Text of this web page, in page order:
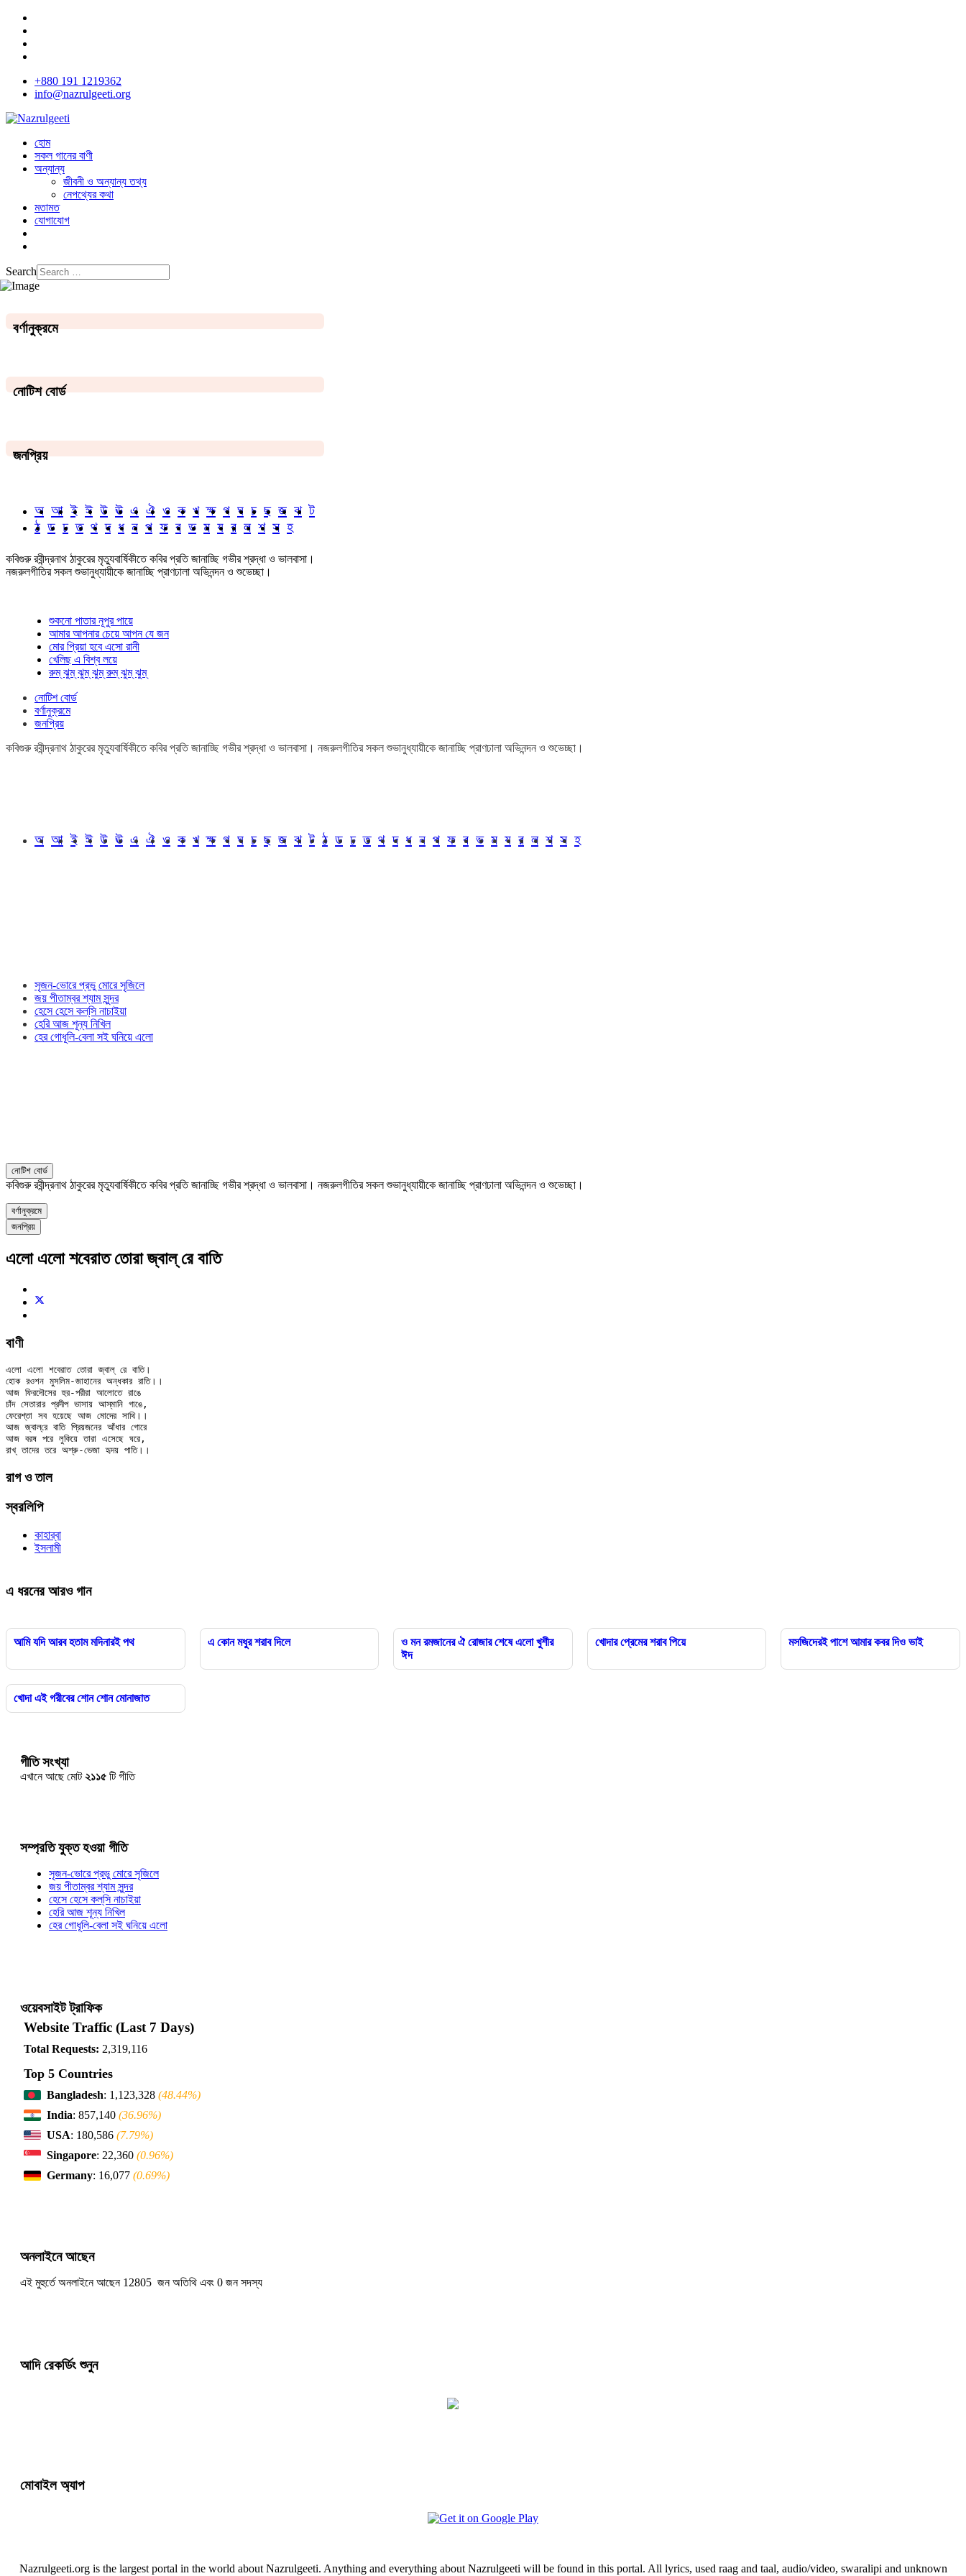
+880 191 1219362
info@nazrulgeeti.org
হোম
সকল গানের বাণী
অন্যান্য
জীবনী ও অন্যান্য তথ্য
নেপথ্যের কথা
মতামত
যোগাযোগ
Search
বর্ণানুক্রমে
নোটিশ বোর্ড
জনপ্রিয়
অ আ ই ঈ উ ঊ এ ঐ ও ক খ ক্ষ গ ঘ চ ছ জ ঝ ট
ঠ ড ঢ ত থ দ ধ ন প ফ ব ভ ম য র ল শ স হ
কবিগুরু রবীন্দ্রনাথ ঠাকুরের মৃত্যুবার্ষিকীতে কবির প্রতি জানাচ্ছি গভীর শ্রদ্ধা ও ভালবাসা।
নজরুলগীতির সকল শুভানুধ্যায়ীকে জানাচ্ছি প্রাণঢালা অভিনন্দন ও শুভেচ্ছা।
শুকনো পাতার নূপুর পায়ে
আমার আপনার চেয়ে আপন যে জন
মোর প্রিয়া হবে এসো রানী
খেলিছ এ বিশ্ব লয়ে
রুম্ ঝুম্ ঝুম্ ঝুম্ রুম্ ঝুম্ ঝুম্
নোটিশ বোর্ড
বর্ণানুক্রমে
জনপ্রিয়
কবিগুরু রবীন্দ্রনাথ ঠাকুরের মৃত্যুবার্ষিকীতে কবির প্রতি জানাচ্ছি গভীর শ্রদ্ধা ও ভালবাসা। নজরুলগীতির সকল শুভানুধ্যায়ীকে জানাচ্ছি প্রাণঢালা অভিনন্দন ও শুভেচ্ছা।
অ আ ই ঈ উ ঊ এ ঐ ও ক খ ক্ষ গ ঘ চ ছ জ ঝ ট ঠ ড ঢ ত থ দ ধ ন প ফ ব ভ ম য র ল শ স হ
সৃজন-ভোরে প্রভু মোরে সৃজিলে
জয় পীতাম্বর শ্যাম সুন্দর
হেসে হেসে কল্‌সি নাচাইয়া
হেরি আজ শূন্য নিখিল
হের গোধূলি-বেলা সই ঘনিয়ে এলো
নোটিশ বোর্ড
কবিগুরু রবীন্দ্রনাথ ঠাকুরের মৃত্যুবার্ষিকীতে কবির প্রতি জানাচ্ছি গভীর শ্রদ্ধা ও ভালবাসা। নজরুলগীতির সকল শুভানুধ্যায়ীকে জানাচ্ছি প্রাণঢালা অভিনন্দন ও শুভেচ্ছা।
বর্ণানুক্রমে
জনপ্রিয়
এলো এলো শবেরাত তোরা জ্বাল্ রে বাতি
বাণী
এলো এলো শবেরাত তোরা জ্বাল্ রে বাতি।
হোক রওশন মুসলিম-জাহানের অন্ধকার রাতি।।
আজ ফিরদৌসের হুর-পরীরা আলোতে রাঙে
চাঁদ সেতারার প্রদীপ ভাসায় আস্‌মানি গাঙে,
ফেরেশ্‌তা সব হয়েছে আজ মোদের সাথি।।
আজ জ্বাল্‌রে বাতি প্রিয়জনের আঁধার গোরে
আজ বরষ পরে লুকিয়ে তারা এসেছে ঘরে,
রাগ ও তাল
স্বরলিপি
কাহার্‌বা
ইসলামী
এ ধরনের আরও গান
আমি যদি আরব হতাম মদিনারই পথ এ কোন মধুর শরাব দিলে
ও মন রমজানের ঐ রোজার শেষে এলো খুশীর
ঈদ
খোদার প্রেমের শরাব পিয়ে মসজিদেরই পাশে আমার কবর দিও ভাই
খোদা এই গরীবের শোন শোন মোনাজাত
গীতি সংখ্যা
এখানে আছে মোট২১১৫ টি গীতি
সম্প্রতি যুক্ত হওয়া গীতি
সৃজন-ভোরে প্রভু মোরে সৃজিলে
জয় পীতাম্বর শ্যাম সুন্দর
হেসে হেসে কল্‌সি নাচাইয়া
হেরি আজ শূন্য নিখিল
হের গোধূলি-বেলা সই ঘনিয়ে এলো
ওয়েবসাইট ট্রাফিক
Website Traffic (Last 7 Days)
Total Requests: 2,319,116
Top 5 Countries
Bangladesh: 1,123,328 (48.44%)
India: 857,140 (36.96%)
USA: 180,586 (7.79%)
Singapore: 22,360 (0.96%)
Germany: 16,077 (0.69%)
অনলাইনে আছেন
এই মুহুর্তে অনলাইনে আছেন 12805 জন অতিথি এবং 0 জন সদস্য
আদি রেকর্ডিং শুনুন
মোবাইল অ্যাপ
Nazrulgeeti.org is the largest portal in the world about Nazrulgeeti. Anything and everything about Nazrulgeeti will be found in this portal. All lyrics, used raag and taal, audio/video, swaralipi and unknown